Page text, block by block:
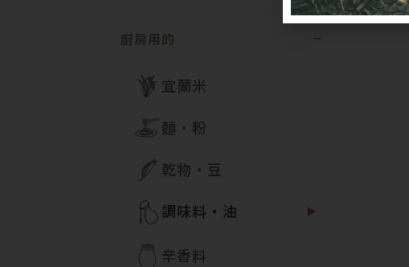
廚房用的
宜蘭米
麵・粉
乾物・豆
調味料・油
辛香料